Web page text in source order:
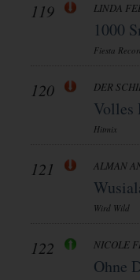
119 LINDA
1000
Fiesta
120 DER
Volles
Hitmix
121 ALMAN
Wird Wild
122 NICOLE
Ohne